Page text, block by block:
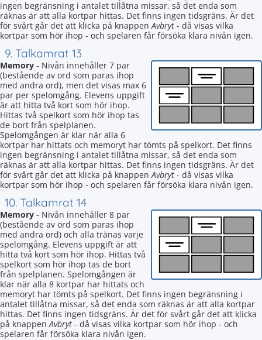
ingen begränsning i antalet tillåtna missar, så det enda som
räknas är att alla kortpar hittas. Det finns ingen tidsgräns. Är det
för svårt går det att klicka på knappenAvbryt - då visas vilka
kortpar som hör ihop - och spelaren får försöka klara nivån igen.
9. Talkamrat 13
Memory - Nivån innehåller 7 par
(bestående av ord som paras ihop
med andra ord), men det visas max 6
par per spelomgång. Elevens uppgift
är att hitta två kort som hör ihop.
Hittas två spelkort som hör ihop tas
de bort från spelplanen.
Spelomgången är klar när alla 6
kortpar har hittats och memoryt har tömts på spelkort. Det finns
ingen begränsning i antalet tillåtna missar, så det enda som
räknas är att alla kortpar hittas. Det finns ingen tidsgräns. Är det
för svårt går det att klicka på knappenAvbryt - då visas vilka
kortpar som hör ihop - och spelaren får försöka klara nivån igen.
10. Talkamrat 14
Memory - Nivån innehåller 8 par
(bestående av ord som paras ihop
med andra ord) och alla tränas varje
spelomgång. Elevens uppgift är att
hitta två kort som hör ihop. Hittas två
spelkort som hör ihop tas de bort
från spelplanen. Spelomgången är
klar när alla 8 kortpar har hittats och
memoryt har tömts på spelkort. Det finns ingen begränsning i
antalet tillåtna missar, så det enda som räknas är att alla kortpar
hittas. Det finns ingen tidsgräns. Är det för svårt går det att klicka
på knappenAvbryt - då visas vilka kortpar som hör ihop - och
spelaren får försöka klara nivån igen.